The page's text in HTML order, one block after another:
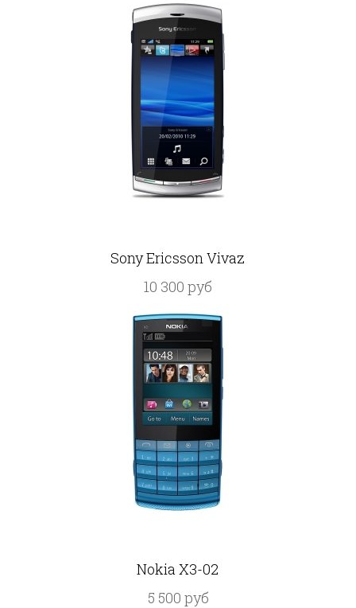
Sony Ericsson Vivaz
10 300 руб
Nokia X3-02
5 500 руб